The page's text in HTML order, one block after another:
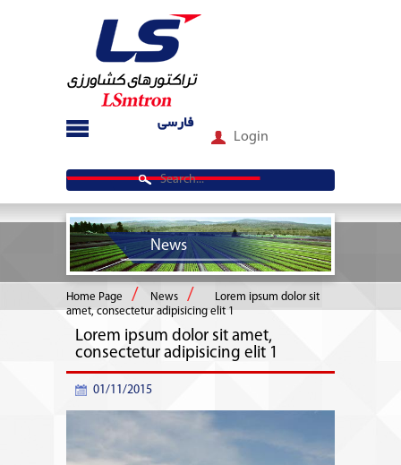
Login
فارسی
News
Home Page News
Lorem ipsum dolor sit
amet, consectetur adipisicing elit 1
Lorem ipsum dolor sit amet,
consectetur adipisicing elit 1
01/11/2015